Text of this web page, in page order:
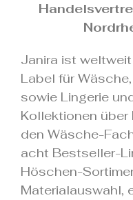
Janira ist
Label für
sowie Lingerie
Kollektionen
den Wäsche-
acht Bestseller-
Höschen-
Materialauswahl,